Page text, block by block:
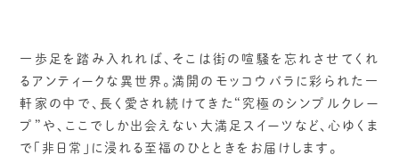
一歩足を踏み入れれば、そこは街の喧騒を忘れさせてくれ
るアンティークな異世界。満開のモッコウバラに彩られた一
軒家の中で、長く愛され続けてきた“究極のシンプルクレー
プ”や、ここでしか出会えない大満足スイーツなど、心ゆくま
で「非日常」に浸れる至福のひとときをお届けします。